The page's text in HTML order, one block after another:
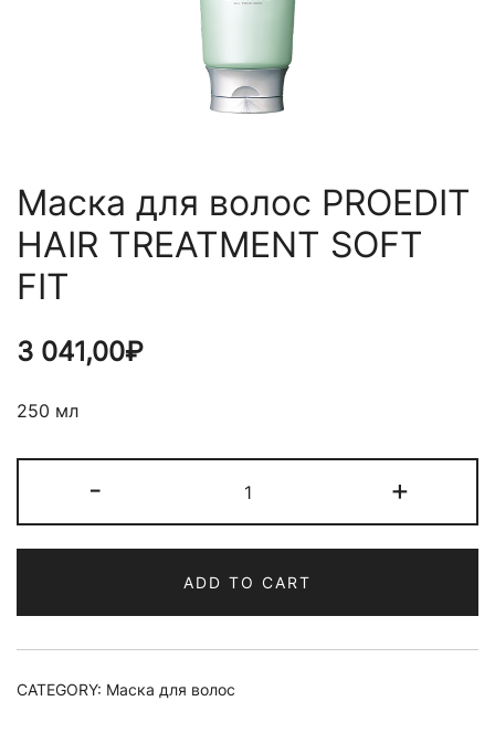
Маска для волос PROEDIT
HAIR TREATMENT SOFT
FIT
3 041,00₽
250 мл
-
для
волос
HAIR
TREATMENT
SOFT
+
ADD TO CART
CATEGORY: Маска для волос